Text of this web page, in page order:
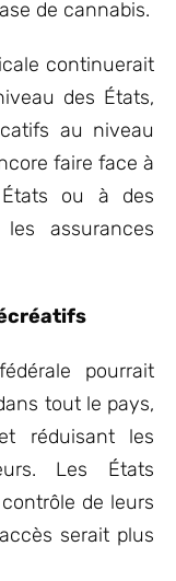
de cannabis.
continuerait
des États,
au niveau
faire face à
ou à des
assurances
pourrait
tout le pays,
réduisant les
Les États
de leurs
serait plus